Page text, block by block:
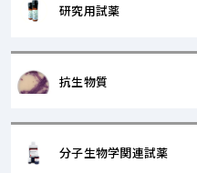
研究用試薬
抗生物質
分子生物学関連試薬